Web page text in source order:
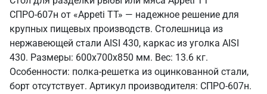
СПРО-607н от «Appeti ТТ» — надежное решение для
крупных пищевых производств. Столешница из
нержавеющей стали AISI 430, каркас из уголка AISI
430. Размеры: 600x700x850 мм. Вес: 13.6 кг.
Особенности: полка-решетка из оцинкованной стали,
борт отсутствует. Артикул производителя: СПРО-607н.